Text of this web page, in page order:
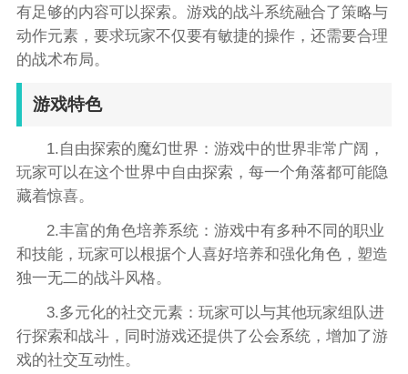
有足够的内容可以探索。游戏的战斗系统融合了策略与
动作元素，要求玩家不仅要有敏捷的操作，还需要合理
的战术布局。
游戏特色
1.自由探索的魔幻世界：游戏中的世界非常广阔，
玩家可以在这个世界中自由探索，每一个角落都可能隐
藏着惊喜。
2.丰富的角色培养系统：游戏中有多种不同的职业
和技能，玩家可以根据个人喜好培养和强化角色，塑造
独一无二的战斗风格。
3.多元化的社交元素：玩家可以与其他玩家组队进
行探索和战斗，同时游戏还提供了公会系统，增加了游
戏的社交互动性。